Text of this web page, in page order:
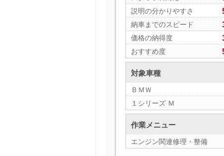
説明の分かりやすさ
納車までのスピード
価格の納得度
おすすめ度
対象車種
ＢＭＷ
１シリーズ Ｍ
作業メニュー
エンジン関連修理・整備